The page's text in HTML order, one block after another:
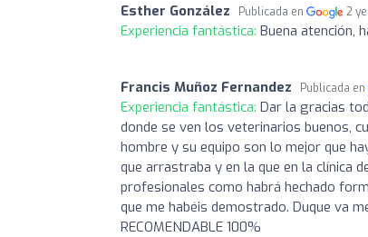
Esther González Publicada en 2
Experiencia fantástica: Buena atención,
Francis Muñoz Fernandez Publicada en
Experiencia fantástica: Dar la gracias
donde se ven los veterinarios buenos,
hombre y su equipo son lo mejor que
que arrastraba y en la que en la clínica
profesionales como habrá hechado
que me habéis demostrado. Duque va
RECOMENDABLE 100%